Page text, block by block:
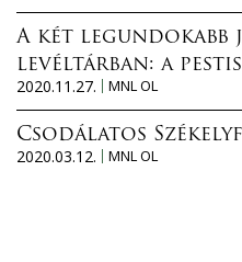
A két legundokabb
levéltárban: a
2020.11.27.
MNL OL
Csodálatos
2020.03.12.
MNL OL